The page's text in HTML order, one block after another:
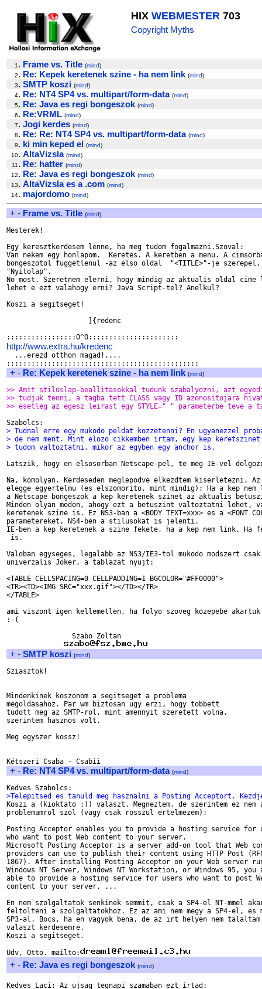
HIX WEBMESTER 703
Copyright Myths
1 . Frame vs. Title (mind)
2. Re: Kepek keretenek szine - ha nem link (mind)
3. SMTP koszi (mind)
4. Re: NT4 SP4 vs. multipart/form-data (mind)
5. Re: Java es regi bongeszok (mind)
6. Re:VRML (mind)
7. Jogi kerdes (mind)
8. Re: Re: NT4 SP4 vs. multipart/form-data (mind)
9. ki min keped el (mind)
10. AltaVizsla (mind)
11 . Re: hatter (mind)
12. Re: Java es regi bongeszok (mind)
13. AltaVizsla es a .com (mind)
14. majordomo (mind)
+ - Frame vs. Title (mind)
Mesterek!
Egy keresztkerdesem lenne, ha meg tudom fogalmazni.Szoval:
Van nekem egy honlapom.  Keretes. A keretben a menu. A
bongeszotol fuggetlenul -az elso oldal  "<TITLE>"-je szerepel,
"Nyitolap".
No most. Szeretnem elerni, hogy mindig az aktualis oldal
lehet e ezt valahogy erni? Java Script-tel? Anelkul?
Koszi a segitseget!
                    ]{redenc
http://www.extra.hu/kredenc
...erezd otthon magad!....
+ - Re: Kepek keretenek szine - ha nem link (mind)
>> Amit stiluslap-beallitasokkal tudunk szabalyozni, azt
>> tudjuk tenni, a tagba tett CLASS vagy ID azonositojara
>> esetleg az egesz leirast egy STYLE=" " parameterbe teve a
> Tudnal erre egy mukodo peldat kozzetenni? En ugyanezzel
> de nem ment. Mint elozo cikkemben irtam, egy kep
> tudom valtoztatni, mikor az egyben egy anchor is.
Latszik, hogy en elsosorban Netscape-pel, te meg IE-vel
Na, komolyan. Kerdeseden meglepodve elkezdtem kiserletezni. Az
elegge egyertelmu (es elszomorito, mint mindig): Ha a kep
a Netscape bongeszok a kep keretenek szinet az aktualis
Minden olyan modon, ahogy ezt a betuszint valtoztatni lehet,
keretenek szine is. Ez NS3-ban a <BODY TEXT=xxx> es a <FONT
parametereket, NS4-ben a stilusokat is jelenti.
IE-ben a kep keretenek a szine fekete, ha a kep nem link.
is.
Valoban egyseges, legalabb az NS3/IE3-tol mukodo modszert
univerzalis Joker, a tablazat nyujt:
<TABLE CELLSPACING=0 CELLPADDING=1 BGCOLOR="#FF0000">
<TR><TD><IMG SRC="xxx.gif"></TD></TR>
</TABLE>
ami viszont igen kellemetlen, ha folyo szoveg kozepebe
:-(
+ - SMTP koszi (mind)
Sziasztok!
Mindenkinek koszonom a segitseget a problema
megoldasahoz. Par wm biztosan ugy erzi, hogy tobbett
tudott meg az SMTP-rol, mint amennyit szeretett volna,
szerintem hasznos volt.
Meg egyszer kossz!
+ - Re: NT4 SP4 vs. multipart/form-data (mind)
>Telepitsed es tanuld meg hasznalni a Posting Acceptort.
Koszi a (kioktato :)) valaszt. Megneztem, de szerintem ez nem
problemamrol szol (vagy csak rosszul ertelmezem):
Posting Acceptor enables you to provide a hosting service for
who want to post Web content to your server.
Microsoft Posting Acceptor is a server add-on tool that Web
providers can use to publish their content using HTTP Post
1867). After installing Posting Acceptor on your Web server
Windows NT Server, Windows NT Workstation, or Windows 95,
able to provide a hosting service for users who want to post
content to your server. ...
En nem szolgaltatok senkinek semmit, csak a SP4-el NT-mmel
feltolteni a szolgaltatokhoz. Ez az ami nem megy a SP4-el, es
SP3-al. Bocs, ha en vagyok bena, de az irt helyen nem
valaszt kerdesemre.
Koszi a segitseget.
Udv, Otto. mailto:
+ - Re: Java es regi bongeszok (mind)